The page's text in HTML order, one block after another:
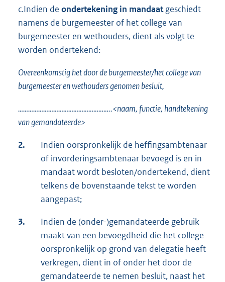
c.Indien de ondertekening in mandaatgeschiedt
namens de burgemeester of het college van
burgemeester en wethouders, dient als volgt te
worden ondertekend:
Overeenkomstig het door de burgemeester/het college van
burgemeester en wethouders genomen besluit,
………………………………………………..<naam, functie, handtekening
van gemandateerde>
2.
Indien oorspronkelijk de heffingsambtenaar
of invorderingsambtenaar bevoegd is en in
mandaat wordt besloten/ondertekend, dient
telkens de bovenstaande tekst te worden
aangepast;
3.
Indien de (onder-)gemandateerde gebruik
maakt van een bevoegdheid die het college
oorspronkelijk op grond van delegatie heeft
verkregen, dient in of onder het door de
gemandateerde te nemen besluit, naast het